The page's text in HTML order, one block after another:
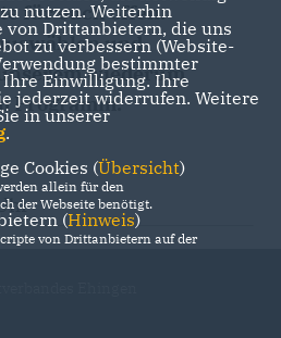
für euch offen.
und
wiederum
Programm.
Ehingen
nutzen. Weiterhin
von Drittanbietern, die uns
zu verbessern (Website-
bestimmter
Einwilligung. Ihre
jederzeit widerrufen. Weitere
in unserer
.
Cookies (Übersicht)
allein für den
der Webseite benötigt.
(Hinweis)
von Drittanbietern auf der